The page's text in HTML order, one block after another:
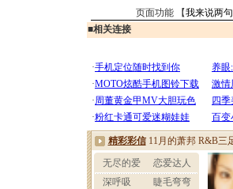
页面功能 【我来说两句
■相关连接